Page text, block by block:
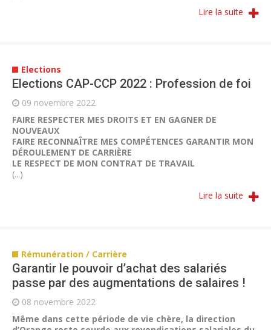
Lire la suite
Elections
Elections CAP-CCP 2022 : Profession de foi
09 novembre 2022
FAIRE RESPECTER MES DROITS ET EN GAGNER DE
NOUVEAUX
FAIRE RECONNAÎTRE MES COMPÉTENCES GARANTIR MON
DÉROULEMENT DE CARRIÈRE
LE RESPECT DE MON CONTRAT DE TRAVAIL
(...)
Lire la suite
Rémunération / Carrière
Garantir le pouvoir d’achat des salariés
passe par des augmentations de salaires !
08 novembre 2022
Même dans cette période de vie chère, la direction